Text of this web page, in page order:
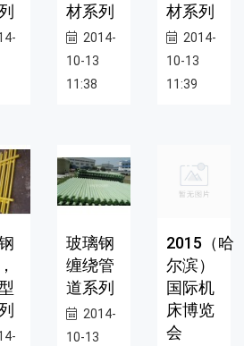
材系列
2014-
10-13
11:38
材系列
2014-
10-13
11:39
玻璃钢
缠绕管
道系列
2014-
10-13
2015（哈
尔滨）
国际机
床博览
会